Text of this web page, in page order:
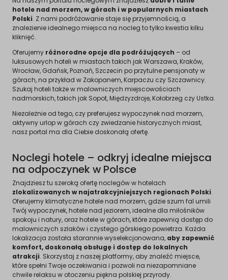
hotele nad morzem, w górach i w popularnych miastach
Polski. Z nami podróżowanie staje się przyjemnością, a
znalezienie idealnego miejsca na nocleg to tylko kwestia kilku
kliknięć.
Oferujemy różnorodne opcje dla podróżujących – od
luksusowych hoteli w miastach takich jak Warszawa, Kraków,
Wrocław, Gdańsk, Poznań, Szczecin po przytulne pensjonaty w
górach, na przykład w Zakopanem, Karpaczu czy Szczawnicy.
Szukaj hoteli także w malowniczych miejscowościach
nadmorskich, takich jak Sopot, Międzyzdroje, Kołobrzeg czy Ustka.
Niezależnie od tego, czy preferujesz wypoczynek nad morzem,
aktywny urlop w górach czy zwiedzanie historycznych miast,
nasz portal ma dla Ciebie doskonałą ofertę.
Noclegi hotele – odkryj idealne miejsca
na odpoczynek w Polsce
Znajdziesz tu szeroką ofertę noclegów w hotelach
zlokalizowanych w najatrakcyjniejszych regionach Polski.
Oferujemy klimatyczne hotele nad morzem, gdzie szum fal umili
Twój wypoczynek, hotele nad jeziorem, idealne dla miłośników
spokoju i natury, oraz hotele w górach, które zapewnią dostęp do
malowniczych szlaków i czystego górskiego powietrza. Każda
lokalizacja została starannie wyselekcjonowana, aby zapewnić
komfort, doskonałą obsługę i dostęp do lokalnych
atrakcji. Skorzystaj z naszej platformy, aby znaleźć miejsce,
które spełni Twoje oczekiwania i pozwoli na niezapomniane
chwile relaksu w otoczeniu piękna polskiej przyrody.